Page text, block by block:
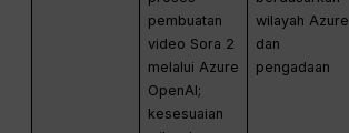
pembuatan
video Sora 2
melalui Azure
OpenAI;
kesesuaian
wilayah Azure
dan
pengadaan